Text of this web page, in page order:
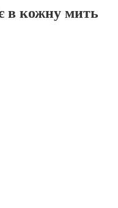
в кожну мить